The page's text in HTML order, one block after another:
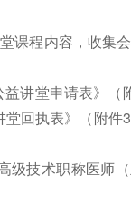
课程内容，收集
讲堂申请表》（
回执表》（附件
级技术职称医师